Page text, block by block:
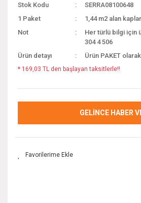
Stok Kodu
SERRA08100648
1 Paket
1,44 m2 alan
Not
Her türlü bilgi için
304 4 506
Ürün detayı
Ürün PAKET
* 169,03 TL den başlayan taksitlerle!!
GELİNCE HABER